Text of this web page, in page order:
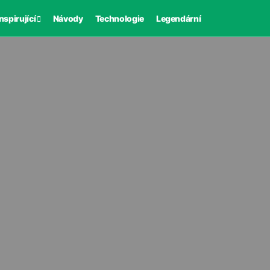
Návody Technologie Legendární